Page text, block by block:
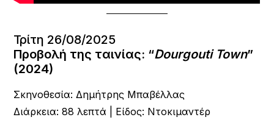
Τρίτη 26/08/2025
Προβολή της ταινίας: “Dourgouti Town”
(2024)
Σκηνοθεσία: Δημήτρης Μπαβέλλας
Διάρκεια: 88 λεπτά | Είδος: Ντοκιμαντέρ